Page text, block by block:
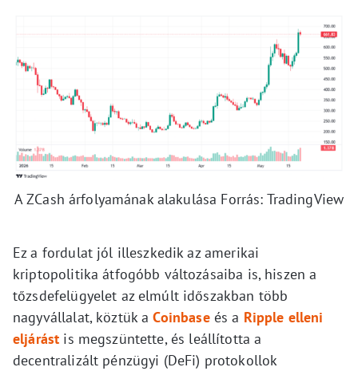
A ZCash árfolyamának alakulása Forrás: TradingView
Ez a fordulat jól illeszkedik az amerikai
kriptopolitika átfogóbb változásaiba is, hiszen a
tőzsdefelügyelet az elmúlt időszakban több
nagyvállalat, köztük aCoinbaseés a Ripple elleni
eljárást is megszüntette, és leállította a
decentralizált pénzügyi (DeFi) protokollok